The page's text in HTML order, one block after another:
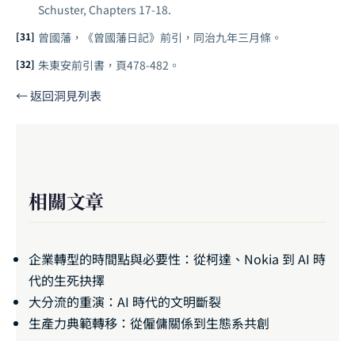
Schuster, Chapters 17-18.
曾國藩，《曾國藩日記》前引，同治九年三月條。
朱東安前引書，頁478-482。
← 返回洞見列表
相關文章
企業轉型的時間點與必要性：從柯達、Nokia 到 AI 時
代的生死抉擇
大分流的重演：AI 時代的文明斷裂
生產力典範轉移：從僱傭關係到生態系共創